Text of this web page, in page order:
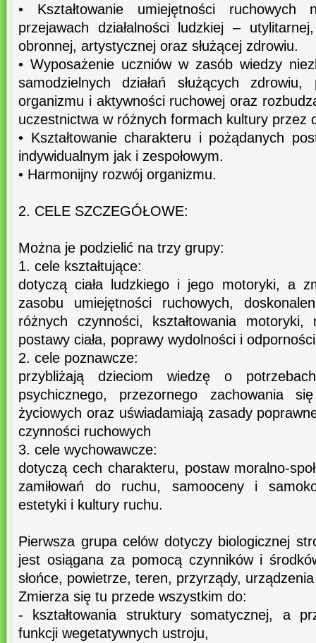
• Kształtowanie umiejętności ruchowych
przejawach działalności ludzkiej –
obronnej, artystycznej oraz służącej zdrowiu.
• Wyposażenie uczniów w zasób wiedzy
samodzielnych działań służących zdrowiu,
organizmu i aktywności ruchowej oraz
uczestnictwa w różnych formach kultury przez
• Kształtowanie charakteru i pożądanych
indywidualnym jak i zespołowym.
• Harmonijny rozwój organizmu.
2. CELE SZCZEGÓŁOWE:
Można je podzielić na trzy grupy:
1. cele kształtujące:
dotyczą ciała ludzkiego i jego motoryki, a
zasobu umiejętności ruchowych,
różnych czynności, kształtowania motoryki,
postawy ciała, poprawy wydolności i
2. cele poznawcze:
przybliżają dzieciom wiedzę o
psychicznego, przezornego zachowania
życiowych oraz uświadamiają zasady
czynności ruchowych
3. cele wychowawcze:
dotyczą cech charakteru, postaw moralno-
zamiłowań do ruchu, samooceny i
estetyki i kultury ruchu.
Pierwsza grupa celów dotyczy biologicznej
jest osiągana za pomocą czynników i
słońce, powietrze, teren, przyrządy,
Zmierza się tu przede wszystkim do:
- kształtowania struktury somatycznej, a
funkcji wegetatywnych ustroju,